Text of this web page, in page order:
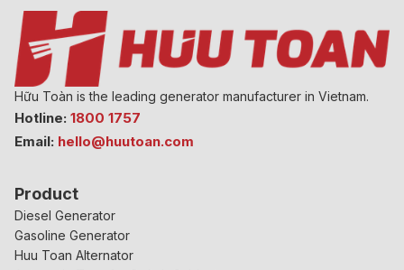
Hữu Toàn is the leading generator manufacturer in Vietnam.
Hotline: 1800 1757
Email: hello@huutoan.com
Product
Diesel Generator
Gasoline Generator
Huu Toan Alternator